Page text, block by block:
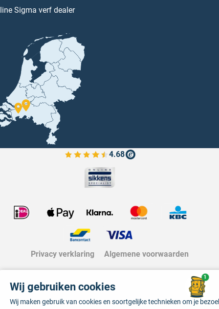
Sigma verf dealer
4.68
Bekijk de verfplaza beoordelingen
Privacy verklaring Algemene voorwaarden
1
Wij gebruiken cookies
Wij maken gebruik van cookies en soortgelijke technieken om je